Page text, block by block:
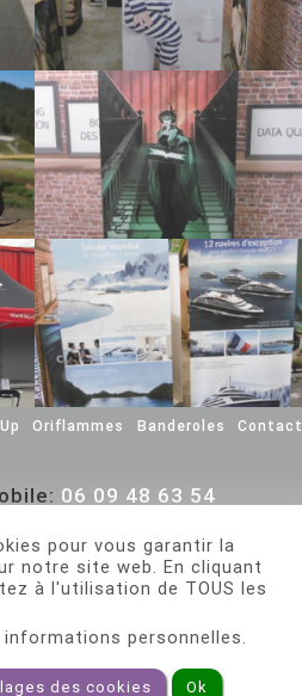
Oriflammes Banderoles
06 09 48 63 54
contact@lespritpub.fr
pour vous garantir la
notre site web. En cliquant
à l'utilisation de TOUS les
informations personnelles.
des cookies Ok